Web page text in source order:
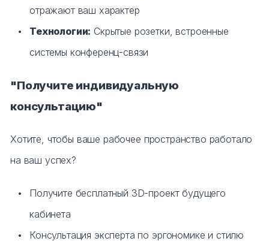
отражают ваш характер
Технологии: Скрытые розетки, встроенные
системы конференц-связи
"Получите индивидуальную
консультацию"
Хотите, чтобы ваше рабочее пространство работало
на ваш успех?
Получите бесплатный 3D-проект будущего
кабинета
Консультация эксперта по эргономике и стилю